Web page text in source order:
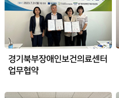
경기북부장애인보건의료센터
업무협약